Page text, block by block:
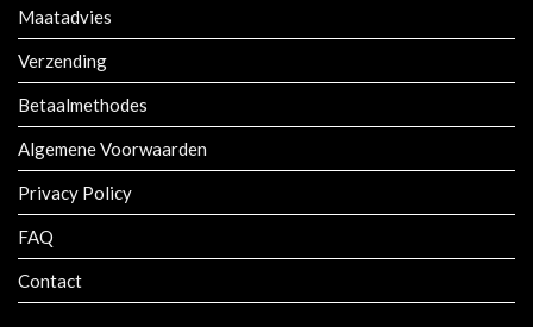
Maatadvies
Verzending
Betaalmethodes
Algemene Voorwaarden
Privacy Policy
FAQ
Contact